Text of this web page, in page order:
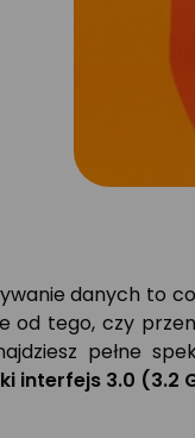
danych to
od tego, czy
pełne
interfejs 3.0 (3.2